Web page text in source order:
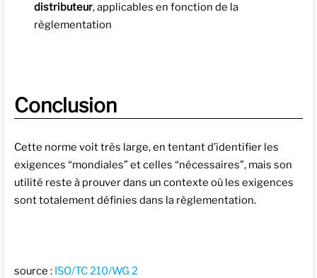
distributeur, applicables en fonction de la
règlementation
Conclusion
Cette norme voit très large, en tentant d’identifier les
exigences “mondiales” et celles “nécessaires”, mais son
utilité reste à prouver dans un contexte où les exigences
sont totalement définies dans la règlementation.
source : ISO/TC 210/WG 2